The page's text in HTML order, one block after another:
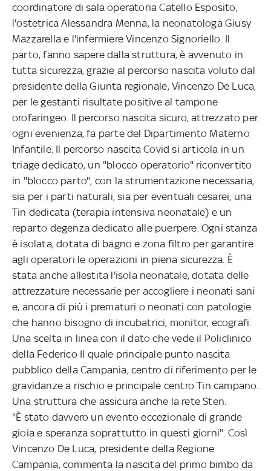
coordinatore di sala operatoria Catello Esposito,
l'ostetrica Alessandra Menna, la neonatologa Giusy
Mazzarella e l'infermiere Vincenzo Signoriello. Il
parto, fanno sapere dalla struttura, è avvenuto in
tutta sicurezza, grazie al percorso nascita voluto dal
presidente della Giunta regionale, Vincenzo De Luca,
per le gestanti risultate positive al tampone
orofaringeo. Il percorso nascita sicuro, attrezzato per
ogni evenienza, fa parte del Dipartimento Materno
Infantile. Il percorso nascita Covid si articola in un
triage dedicato, un "blocco operatorio" riconvertito
in "blocco parto", con la strumentazione necessaria,
sia per i parti naturali, sia per eventuali cesarei, una
Tin dedicata (terapia intensiva neonatale) e un
reparto degenza dedicato alle puerpere. Ogni stanza
è isolata, dotata di bagno e zona filtro per garantire
agli operatori le operazioni in piena sicurezza. È
stata anche allestita l'isola neonatale, dotata delle
attrezzature necessarie per accogliere i neonati sani
e, ancora di più i prematuri o neonati con patologie
che hanno bisogno di incubatrici, monitor, ecografi.
Una scelta in linea con il dato che vede il Policlinico
della Federico II quale principale punto nascita
pubblico della Campania, centro di riferimento per le
gravidanze a rischio e principale centro Tin campano.
Una struttura che assicura anche la rete Sten.
"È stato davvero un evento eccezionale di grande
gioia e speranza soprattutto in questi giorni". Così
Vincenzo De Luca, presidente della Regione
Campania, commenta la nascita del primo bimbo da